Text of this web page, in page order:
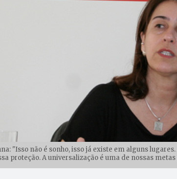
"Isso não é sonho, isso já existe em alguns
proteção. A universalização é uma de nossas